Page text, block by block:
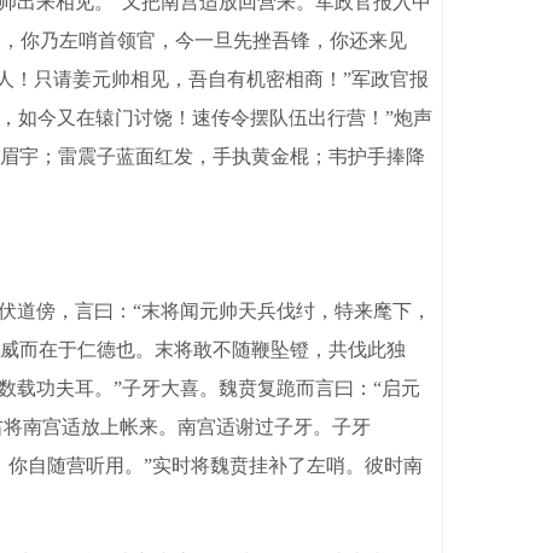
你乃左哨首领官，今一旦先挫吾锋，你还来见
！只请姜元帅相见，吾自有机密相商！”军政官报
如今又在辕门讨饶！速传令摆队伍出行营！”炮声
宇；雷震子蓝面红发，手执黄金棍；韦护手捧降
傍，言曰：“末将闻元帅天兵伐纣，特来麾下，
而在于仁德也。末将敢不随鞭坠镫，共伐此独
载功夫耳。”子牙大喜。魏贲复跪而言曰：“启元
南宫适放上帐来。南宫适谢过子牙。子牙
自随营听用。”实时将魏贲挂补了左哨。彼时南